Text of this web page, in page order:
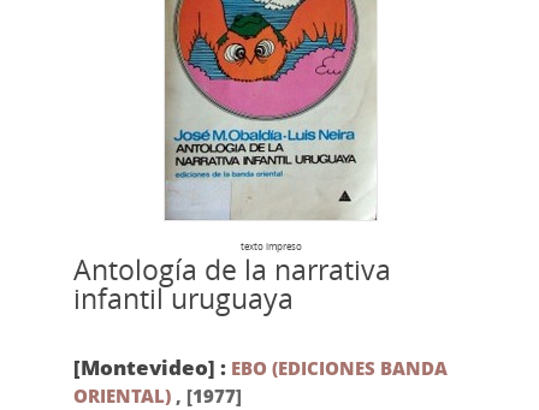
texto impreso
Antología de la narrativa
infantil uruguaya
[Montevideo] : EBO (EDICIONES BANDA
ORIENTAL), [1977]